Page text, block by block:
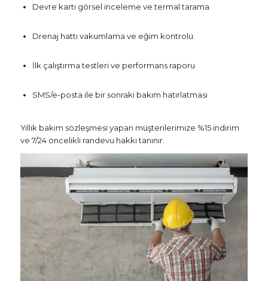
Devre kartı görsel inceleme ve termal tarama
Drenaj hattı vakumlama ve eğim kontrolü
İlk çalıştırma testleri ve performans raporu
SMS/e-posta ile bir sonraki bakım hatırlatması
Yıllık bakım sözleşmesi yapan müşterilerimize %15 indirim
ve 7/24 öncelikli randevu hakkı tanınır.